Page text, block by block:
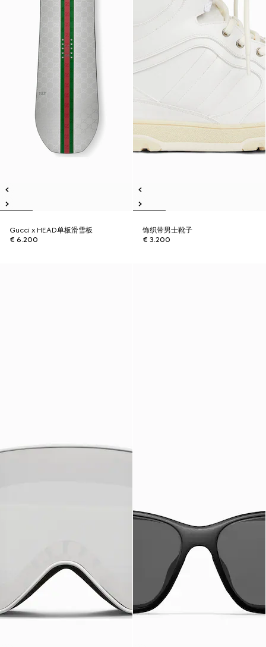
Gucci x HEAD单板滑雪板
€ 6.200
饰织带男士靴子
€ 3.200